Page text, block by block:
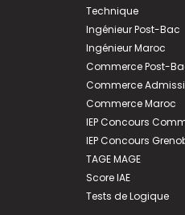
Technique
Ingénieur Post-Bac
Ingénieur Maroc
Commerce Post-
Commerce
Commerce Maroc
IEP Concours
IEP Concours
TAGE MAGE
Score IAE
Tests de Logique